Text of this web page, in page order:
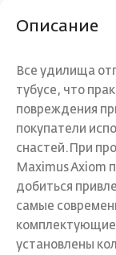
Описание
Все удилища
тубусе, что
повреждения
покупатели
снастей.При
Maximus Axiom
добиться
самые
установлены